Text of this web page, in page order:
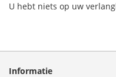
U hebt niets op uw
Informatie